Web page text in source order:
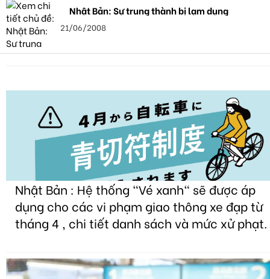
Nhật Bản: Sự trung thành bị lạm dụng
21/06/2008
Nhật Bản : Hệ thống "Vé xanh" sẽ được áp
dụng cho các vi phạm giao thông xe đạp từ
tháng 4 , chi tiết danh sách và mức xử phạt.